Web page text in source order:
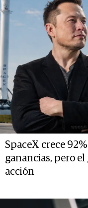
SpaceX crece
ganancias, pero
acción